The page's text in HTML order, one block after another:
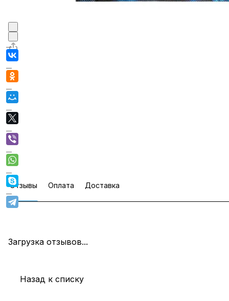
Отзывы Оплата Доставка
Загрузка отзывов...
Назад к списку